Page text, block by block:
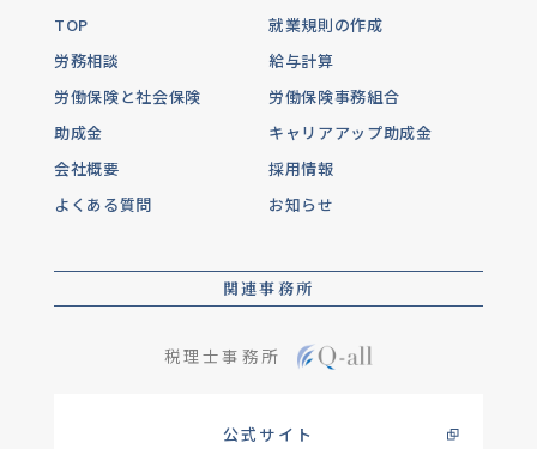
TOP
就業規則の作成
労務相談
給与計算
労働保険と社会保険
労働保険事務組合
助成金
キャリアアップ助成金
会社概要
採用情報
よくある質問
お知らせ
関連事務所
税理士事務所
公式サイト